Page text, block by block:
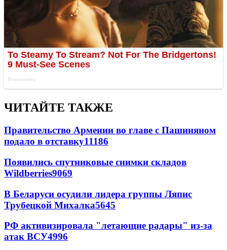
ЧИТАЙТЕ ТАКЖЕ
Правительство Армении во главе с Пашиняном
подало в отставку11186
Появились спутниковые снимки складов
Wildberries9069
В Беларуси осудили лидера группы Ляпис
Трубецкой Михалка5645
РФ активизировала "летающие радары" из-за
атак ВСУ4996